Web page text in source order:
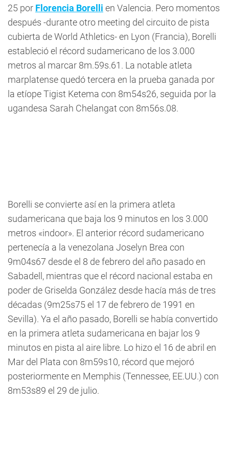
25 por Florencia Borelli en Valencia. Pero momentos
después -durante otro meeting del circuito de pista
cubierta de World Athletics- en Lyon (Francia), Borelli
estableció el récord sudamericano de los 3.000
metros al marcar 8m.59s.61. La notable atleta
marplatense quedó tercera en la prueba ganada por
la etíope Tigist Ketema con 8m54s26, seguida por la
ugandesa Sarah Chelangat con 8m56s.08.
Borelli se convierte así en la primera atleta
sudamericana que baja los 9 minutos en los 3.000
metros «indoor». El anterior récord sudamericano
pertenecía a la venezolana Joselyn Brea con
9m04s67 desde el 8 de febrero del año pasado en
Sabadell, mientras que el récord nacional estaba en
poder de Griselda González desde hacía más de tres
décadas (9m25s75 el 17 de febrero de 1991 en
Sevilla). Ya el año pasado, Borelli se había convertido
en la primera atleta sudamericana en bajar los 9
minutos en pista al aire libre. Lo hizo el 16 de abril en
Mar del Plata con 8m59s10, récord que mejoró
posteriormente en Memphis (Tennessee, EE.UU.) con
8m53s89 el 29 de julio.